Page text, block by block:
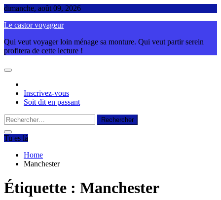
Skip
content
dimanche, août 09, 2026
Le castor voyageur
Qui veut voyager loin ménage sa monture. Qui veut partir serein
profitera de cette lecture !
Inscrivez-vous
Soit dit en passant
Rechercher :
Tu es là
Home
Manchester
Étiquette : Manchester